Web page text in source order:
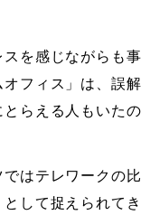
を感じながらも事
フィス」は、誤解
らえる人もいたの
はテレワークの比
して捉えられてき